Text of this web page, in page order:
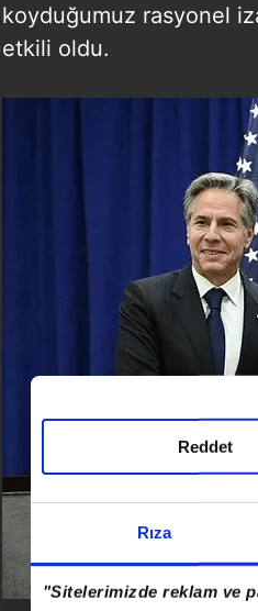
Rıza
"Sitelerimizde reklam ve
Reddet
koyduğumuz rasyonel
etkili oldu.